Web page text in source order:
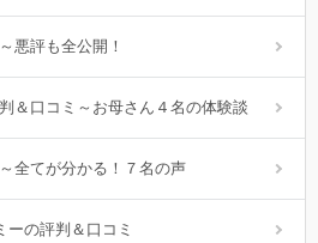
悪評も全公開！
＆口コミ～お母さん４名の体験談
全てが分かる！７名の声
ーの評判＆口コミ